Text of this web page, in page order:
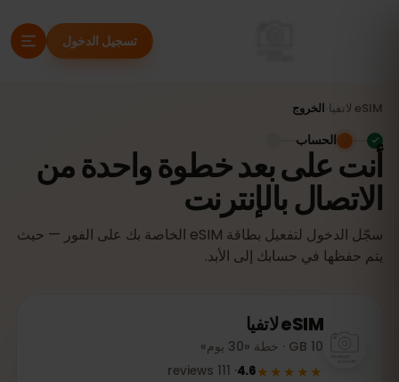
تسجيل الدخول
eSIM لاتفيا الخروج
أنت على بعد خطوة واحدة من
الاتصال بالإنترنت
سجّل الدخول لتفعيل بطاقة eSIM الخاصة بك على الفور — حيث
يتم حفظها في حسابك إلى الأبد.
الحساب
eSIMلاتفيا
10 GB · خطة «30 يوم»
★★★★★
4.6
·
111
reviews